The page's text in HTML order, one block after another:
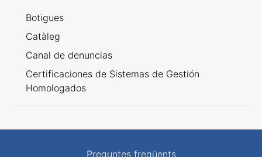
Botigues
Catàleg
Canal de denuncias
Certificaciones de Sistemas de Gestión
Homologados
Preguntes freqüents